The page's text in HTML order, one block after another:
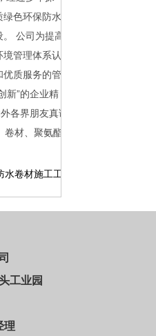
色环保防水产
公司为提高
管理体系认
质服务的管理
新”的企业精
各界朋友真诚
卷材、聚氨酯
卷材施工工艺
工业园
理